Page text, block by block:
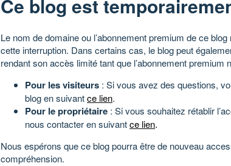
Ce blog est
Le nom de domaine ou l’abonnement premium de ce
cette interruption. Dans certains cas, le blog peut
rendant son accès limité tant que l’abonnement premium
Pour les visiteurs : Si vous avez des questions,
blog en suivantce lien.
Pour le propriétaire : Si vous souhaitez rétablir
nous contacter en suivantce lien.
Nous espérons que ce blog pourra être de nouveau
compréhension.